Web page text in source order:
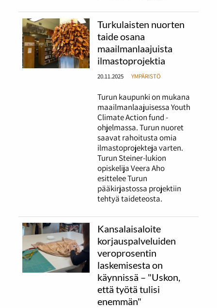
Turkulaisten nuorten
taide osana
maailmanlaajuista
ilmastoprojektia
20.11.2025 YMPÄRISTÖ
Turun kaupunki on mukana
maailmanlaajuisessa Youth
Climate Action fund -
ohjelmassa. Turun nuoret
saavat rahoitusta omia
ilmastoprojekteja varten.
Turun Steiner-lukion
opiskelija Veera Aho
esittelee Turun
pääkirjastossa projektiin
tehtyä taideteosta.
Kansalaisaloite
korjauspalveluiden
veroprosentin
laskemisesta on
käynnissä – "Uskon,
että työtä tulisi
enemmän"